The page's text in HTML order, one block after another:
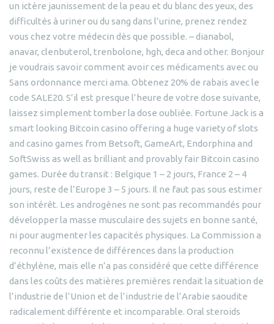
un ictère jaunissement de la peau et du blanc des yeux, des
difficultés à uriner ou du sang dans l’urine, prenez rendez
vous chez votre médecin dès que possible. – dianabol,
anavar, clenbuterol, trenbolone, hgh, deca and other. Bonjour
je voudrais savoir comment avoir ces médicaments avec ou
Sans ordonnance merci ama. Obtenez 20% de rabais avec le
code SALE20. S’il est presque l’heure de votre dose suivante,
laissez simplement tomber la dose oubliée. Fortune Jack is a
smart looking Bitcoin casino offering a huge variety of slots
and casino games from Betsoft, GameArt, Endorphina and
SoftSwiss as well as brilliant and provably fair Bitcoin casino
games. Durée du transit : Belgique 1 – 2 jours, France 2 – 4
jours, reste de l’Europe 3 – 5 jours. Il ne faut pas sous estimer
son intérêt. Les androgènes ne sont pas recommandés pour
développer la masse musculaire des sujets en bonne santé,
ni pour augmenter les capacités physiques. La Commission a
reconnu l’existence de différences dans la production
d’éthylène, mais elle n’a pas considéré que cette différence
dans les coûts des matières premières rendait la situation de
l’industrie de l’Union et de l’industrie de l’Arabie saoudite
radicalement différente et incomparable. Oral steroids